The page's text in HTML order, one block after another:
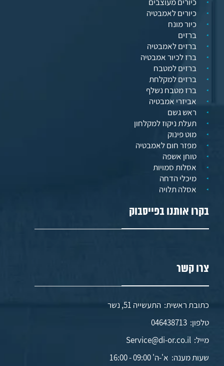
כיורים לאמבטיה
כיור מונח
ברזים
ברזים לאמבטיה
ברז לכיור אמבטיה
ברזים למטבח
ברזים למקלחת
ברז מטבח נשלף
אביזרי אמבטיה
ראש גשם
תעלת ניקוז למקלחון
מוט פינוק
מפזר חום לאמבטיה
טוחן אשפה
אסלות סמויות
מיכלי הדחה
אסלה תלויה
בקרו אותנו בפייסבוק
צרו קשר
כתובת ראשית: התעשייה 51, נשר
טלפון:046438713
מייל:Service@di-or.co.il
שעות מענה: א'-ה' 09:00 - 16:00